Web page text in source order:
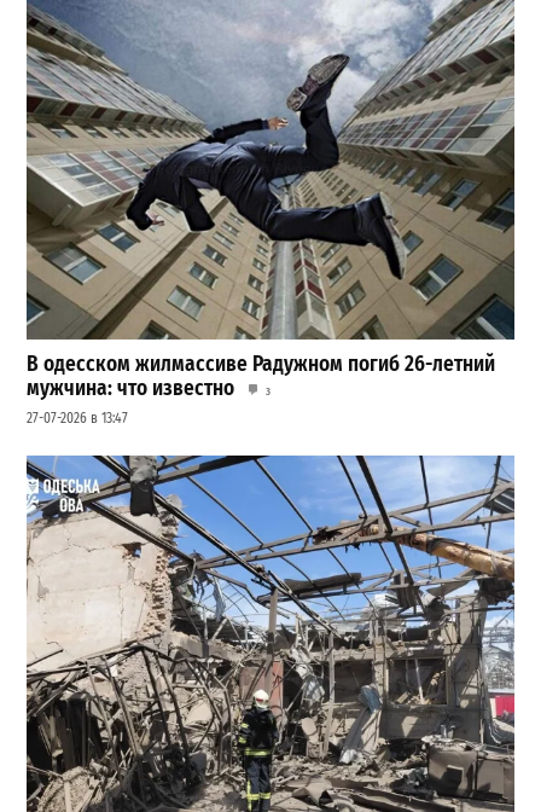
В одесском жилмассиве Радужном погиб 26-летний
мужчина: что известно
3
27-07-2026 в 13:47